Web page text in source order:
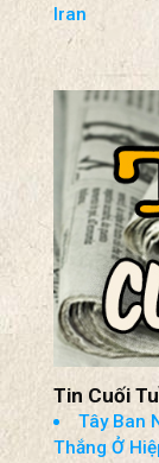
Đạn Đạo
Mỹ Sẽ
Iran Không
Ông
Thượng
Iran